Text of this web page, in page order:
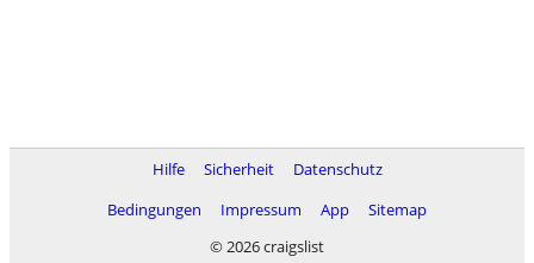
Hilfe Sicherheit
Datenschutz
Bedingungen
Impressum App
Sitemap
© 2026 craigslist